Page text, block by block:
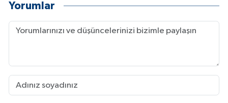
Yorumlar